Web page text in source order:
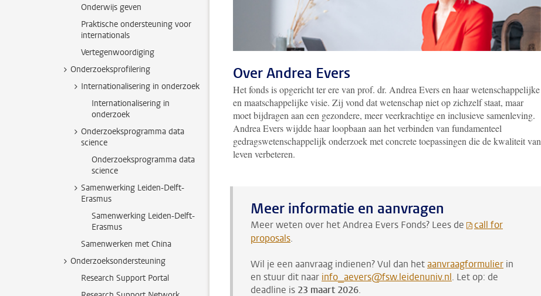
Onderwijs geven
Praktische ondersteuning voor
internationals
Vertegenwoordiging
Onderzoeksprofilering
Internationalisering in onderzoek
Internationalisering in
onderzoek
Onderzoeksprogramma data
science
Onderzoeksprogramma data
science
Samenwerking Leiden-Delft-
Erasmus
Samenwerking Leiden-Delft-
Erasmus
Samenwerken met China
Onderzoeksondersteuning
Research Support Portal
Over Andrea Evers
Het fonds is opgericht ter ere van prof. dr. Andrea Evers en haar wetenschappelijke
en maatschappelijke visie. Zij vond dat wetenschap niet op zichzelf staat, maar
moet bijdragen aan een gezondere, meer veerkrachtige en inclusieve samenleving.
Andrea Evers wijdde haar loopbaan aan het verbinden van fundamenteel
gedragswetenschappelijk onderzoek met concrete toepassingen die de kwaliteit van
leven verbeteren.
Meer informatie en aanvragen
Meer weten over het Andrea Evers Fonds? Lees de
call for
proposals.
Wil je een aanvraag indienen? Vul dan hetaanvraagformulier in
en stuur dit naar info_aevers@fsw.leidenuniv.nl. Let op: de
deadline is 23 maart 2026.